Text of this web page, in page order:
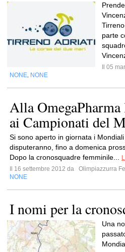
parte
Il 05
NONE NONE
Alla OmegaPharma
ai Campionati del
Si sono aperto in giornata i
disputeranno, fino a domenica
Dopo la cronosquadre femminile...
Il 16 settembre 2012 da
Olimpiazzurra
NONE
I nomi per la
Una